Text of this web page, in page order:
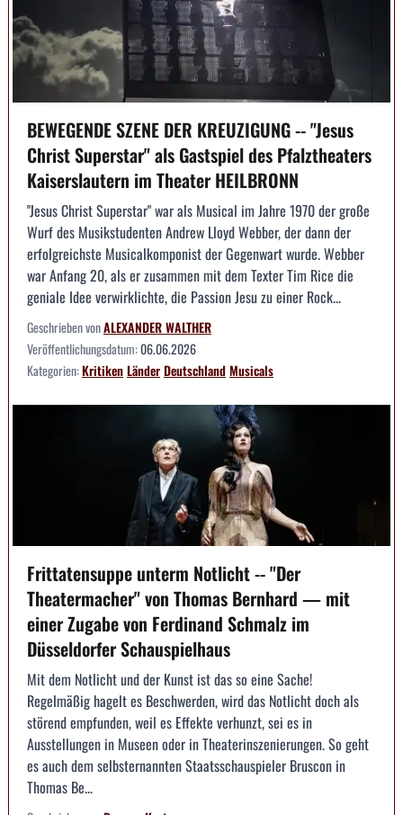
BEWEGENDE SZENE DER KREUZIGUNG -- "Jesus
Christ Superstar" als Gastspiel des Pfalztheaters
Kaiserslautern im Theater HEILBRONN
"Jesus Christ Superstar" war als Musical im Jahre 1970 der große
Wurf des Musikstudenten Andrew Lloyd Webber, der dann der
erfolgreichste Musicalkomponist der Gegenwart wurde. Webber
war Anfang 20, als er zusammen mit dem Texter Tim Rice die
geniale Idee verwirklichte, die Passion Jesu zu einer Rock...
Geschrieben vonALEXANDER WALTHER
Veröffentlichungsdatum:06.06.2026
Kategorien:KritikenLänderDeutschlandMusicals
Frittatensuppe unterm Notlicht -- "Der
Theatermacher" von Thomas Bernhard — mit
einer Zugabe von Ferdinand Schmalz im
Düsseldorfer Schauspielhaus
Mit dem Notlicht und der Kunst ist das so eine Sache!
Regelmäßig hagelt es Beschwerden, wird das Notlicht doch als
störend empfunden, weil es Effekte verhunzt, sei es in
Ausstellungen in Museen oder in Theaterinszenierungen. So geht
es auch dem selbsternannten Staatsschauspieler Bruscon in
Thomas Be...